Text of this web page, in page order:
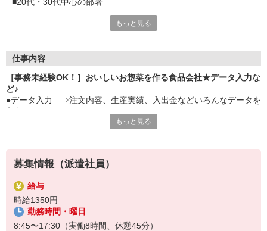
■電車でも車でも通勤しやすく、アクセス面もGOOD
もっと見る
仕事内容
［事務未経験OK！］おいしいお惣菜を作る食品会社★データ入力な
ど♪
●データ入力 ⇒注文内容、生産実績、入出金などいろんなデータを
※むずかしいお仕事はありません
★部署は20代多め＊いつでも質問できます！
もっと見る
募集情報（派遣社員）
給与
時給1350円
勤務時間・曜日
8:45〜17:30（実働8時間、休憩45分）